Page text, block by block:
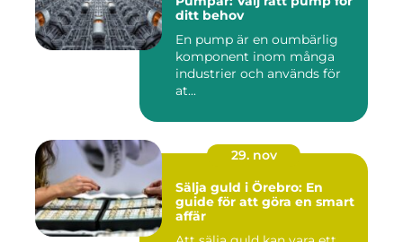
ditt behov
En pump är en oumbärlig
komponent inom många
industrier och används för
at...
29. nov
Sälja guld i Örebro: En
guide för att göra en smart
affär